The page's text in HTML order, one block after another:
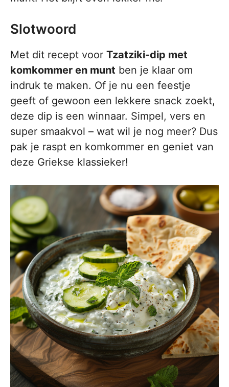
Slotwoord
Met dit recept voor Tzatziki-dip met
komkommer en munt ben je klaar om
indruk te maken. Of je nu een feestje
geeft of gewoon een lekkere snack zoekt,
deze dip is een winnaar. Simpel, vers en
super smaakvol – wat wil je nog meer? Dus
pak je raspt en komkommer en geniet van
deze Griekse klassieker!